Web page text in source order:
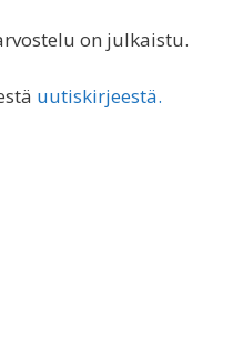
on julkaistu.
uutiskirjeestä.